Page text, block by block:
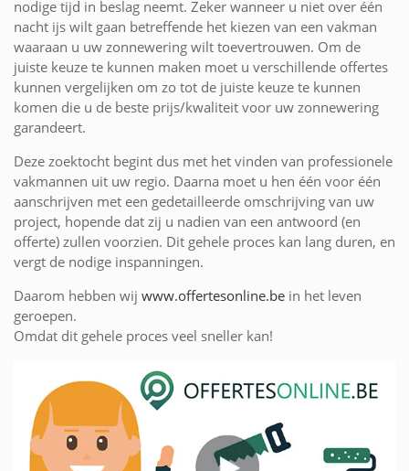
nodige tijd in beslag neemt. Zeker wanneer u niet over één
nacht ijs wilt gaan betreffende het kiezen van een vakman
waaraan u uw zonnewering wilt toevertrouwen. Om de
juiste keuze te kunnen maken moet u verschillende offertes
kunnen vergelijken om zo tot de juiste keuze te kunnen
komen die u de beste prijs/kwaliteit voor uw zonnewering
garandeert.
Deze zoektocht begint dus met het vinden van professionele
vakmannen uit uw regio. Daarna moet u hen één voor één
aanschrijven met een gedetailleerde omschrijving van uw
project, hopende dat zij u nadien van een antwoord (en
offerte) zullen voorzien. Dit gehele proces kan lang duren, en
vergt de nodige inspanningen.
Daarom hebben wij www.offertesonline.be in het leven
geroepen.
Omdat dit gehele proces veel sneller kan!